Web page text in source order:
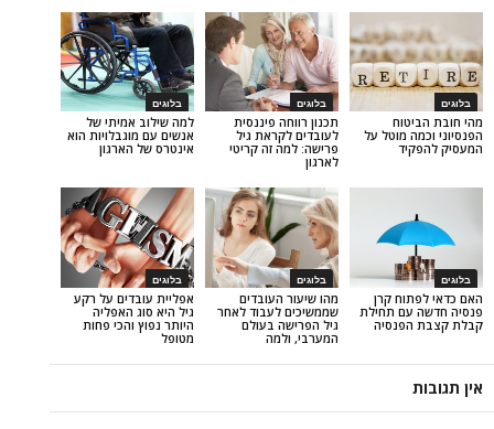
בלוגים
למה שילוב אמיתי של
אנשים עם מוגבלויות הוא
אינטרס של הארגון
תכנון רווחה פיננסית
לעובדים לקראת גיל
פרישה: למה זה קריטי
לארגון
על
בלוגים
אפליית עובדים על רקע
גיל היא סוג האפליה
היותר נפוץ והכי פחות
מטופל
בלוגים
מהו שיעור העובדים
שממשיכים לעבוד לאחר
גיל הפרישה בעולם
קרן
תחילת